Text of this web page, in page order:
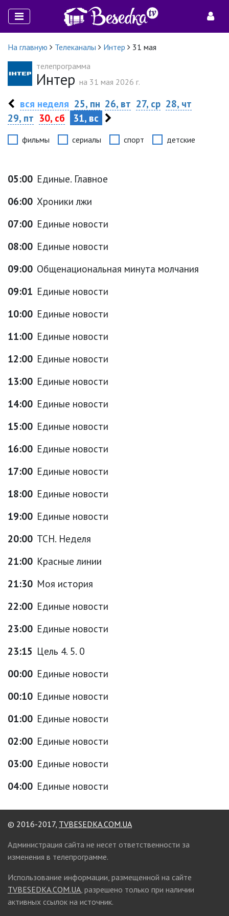
На главную Телеканалы Интер
31 мая
телепрограмма
Интер на 31 мая 2026 г.
вся неделя 25, пн 26, вт 27, ср 28, чт
29, пт 30, сб 31, вс
фильмы сериалы спорт детские
05:00 Единые. Главное
06:00 Хроники лжи
07:00 Единые новости
08:00 Единые новости
09:00 Общенациональная минута молчания
09:01 Единые новости
10:00 Единые новости
11:00 Единые новости
12:00 Единые новости
13:00 Единые новости
14:00 Единые новости
15:00 Единые новости
16:00 Единые новости
17:00 Единые новости
18:00 Единые новости
19:00 Единые новости
20:00 ТСН. Неделя
21:00 Красные линии
21:30 Моя история
22:00 Единые новости
23:00 Единые новости
23:15 Цель 4. 5. 0
00:00 Единые новости
00:10 Единые новости
01:00 Единые новости
02:00 Единые новости
03:00 Единые новости
04:00 Единые новости
© 2016-2017, TVBESEDKA.COM.UA
Администрация сайта не несет ответственности за
изменения в телепрограмме.
Использование информации, размещенной на сайте
TVBESEDKA.COM.UA, разрешено только при наличии
активных ссылок на источник.